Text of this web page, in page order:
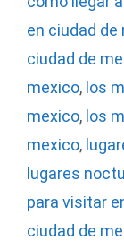
en ciudad de
ciudad de
mexico, los
mexico, los
mexico,
lugares
para visitar
ciudad de